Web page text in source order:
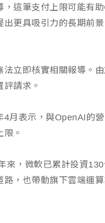
，這筆支付上限可能有
出更具吸引力的長期前
法立即核實相關報導。
評請求。
4月表示，與OpenAI的
限。
來，微軟已累計投資
路，也帶動旗下雲端運